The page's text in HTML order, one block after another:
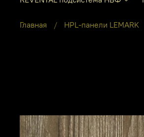
Главная HPL-панели LEMARK